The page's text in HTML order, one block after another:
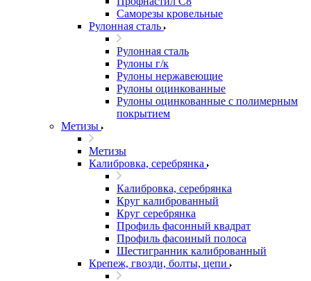
Саморезы кровельные
Рулонная сталь
Рулонная сталь
Рулоны г/к
Рулоны нержавеющие
Рулоны оцинкованные
Рулоны оцинкованные с полимерным
покрытием
Метизы
Метизы
Калибровка, серебрянка
Калибровка, серебрянка
Круг калиброванный
Круг серебрянка
Профиль фасонный квадрат
Профиль фасонный полоса
Шестигранник калиброванный
Крепеж, гвозди, болты, цепи